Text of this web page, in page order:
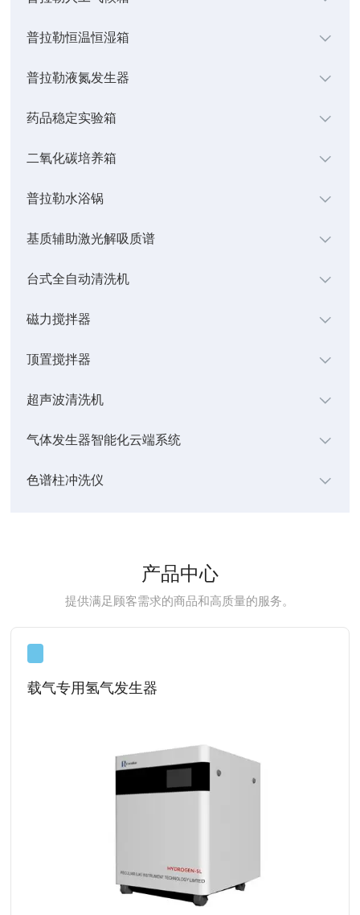
普拉勒恒温恒湿箱
普拉勒液氮发生器
药品稳定实验箱
二氧化碳培养箱
普拉勒水浴锅
基质辅助激光解吸质谱
台式全自动清洗机
磁力搅拌器
顶置搅拌器
超声波清洗机
气体发生器智能化云端系统
色谱柱冲洗仪
产品中心
提供满足顾客需求的商品和高质量的服务。
载气专用氢气发生器